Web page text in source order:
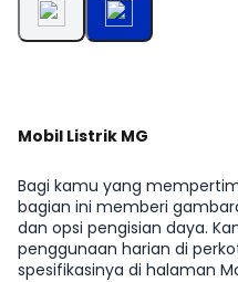
Mobil Listrik MG
Bagi kamu yang
bagian ini memberi
dan opsi pengisian daya.
penggunaan harian di
spesifikasinya di halaman